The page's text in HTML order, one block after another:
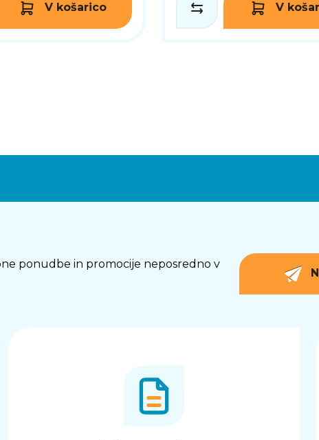
V košarico V
ponudbe in promocije neposredno v